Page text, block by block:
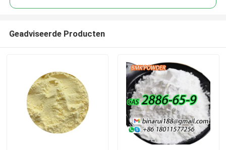
Geadviseerde Producten